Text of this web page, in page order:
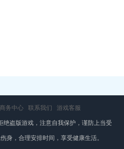
商务中心 联系我们 游戏客服
绝盗版游戏，注意自我保护，谨防上当受
身，合理安排时间，享受健康生活。